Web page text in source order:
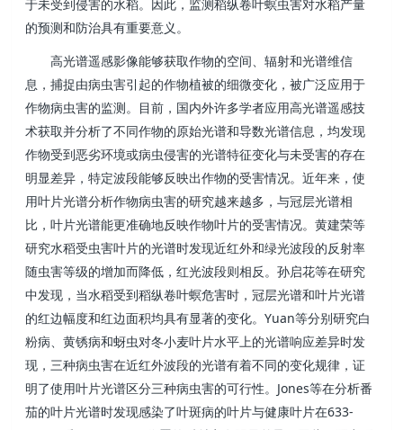
于未受到侵害的水稻。因此，监测稻纵卷叶螟虫害对水稻产量
的预测和防治具有重要意义。
高光谱遥感影像能够获取作物的空间、辐射和光谱维信
息，捕捉由病虫害引起的作物植被的细微变化，被广泛应用于
作物病虫害的监测。目前，国内外许多学者应用高光谱遥感技
术获取并分析了不同作物的原始光谱和导数光谱信息，均发现
作物受到恶劣环境或病虫侵害的光谱特征变化与未受害的存在
明显差异，特定波段能够反映出作物的受害情况。近年来，使
用叶片光谱分析作物病虫害的研究越来越多，与冠层光谱相
比，叶片光谱能更准确地反映作物叶片的受害情况。黄建荣等
研究水稻受虫害叶片的光谱时发现近红外和绿光波段的反射率
随虫害等级的增加而降低，红光波段则相反。孙启花等在研究
中发现，当水稻受到稻纵卷叶螟危害时，冠层光谱和叶片光谱
的红边幅度和红边面积均具有显著的变化。Yuan等分别研究白
粉病、黄锈病和蚜虫对冬小麦叶片水平上的光谱响应差异时发
现，三种病虫害在近红外波段的光谱有着不同的变化规律，证
明了使用叶片光谱区分三种病虫害的可行性。 Jones等在分析番
茄的叶片光谱时发现感染了叶斑病的叶片与健康叶片在633-